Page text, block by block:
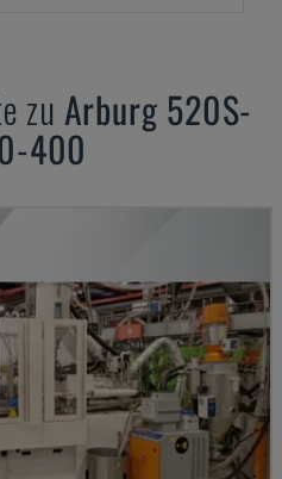
zu Arburg 520S-
400